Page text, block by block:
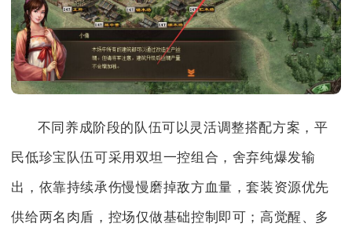
不同养成阶段的队伍可以灵活调整搭配方案，平
民低珍宝队伍可采用双坦一控组合，舍弃纯爆发输
出，依靠持续承伤慢慢磨掉敌方血量，套装资源优先
供给两名肉盾，控场仅做基础控制即可；高觉醒、多